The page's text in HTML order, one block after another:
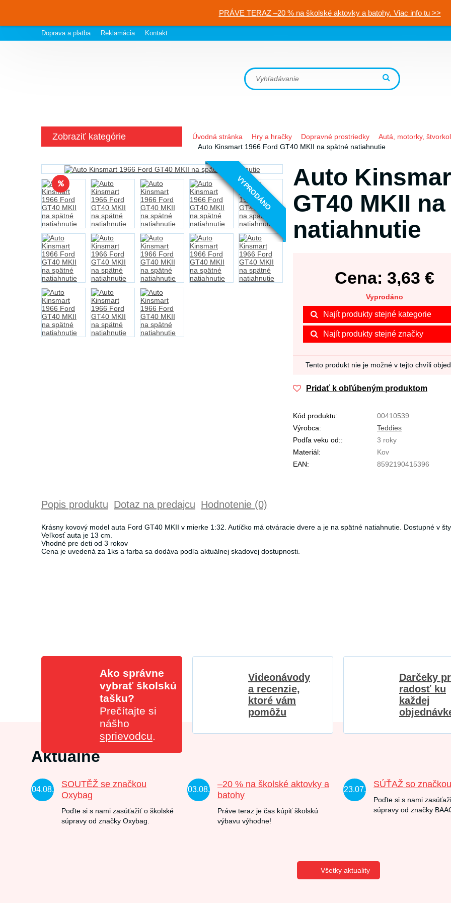
PRÁVE TERAZ –20 % na školské aktovky a batohy. Viac info tu >>
Doprava a platba Reklamácia Kontakt
Zobraziť kategórie Úvodná stránka Hry a hračky Dopravné prostriedky
Autá, motorky,
Auto Kinsmart 1966 Ford GT40 MKII na spätné natiahnutie
VYPRODÁNO
Auto
GT40 MKII
natiahnutie
Cena: 3,63 €
Vyprodáno
Najít produkty stejné kategorie
Najít produkty stejné značky
Tento produkt nie je možné v tejto chvíli
Pridať k obľúbeným produktom
Kód produktu:
00410539
Výrobca:
Teddies
Podľa veku od::
3 roky
Materiál:
Kov
EAN:
8592190415396
Popis produktu Dotaz na predajcu Hodnotenie (0)
Krásny kovový model auta Ford GT40 MKII v mierke 1:32. Autíčko má otváracie dvere a je na spätné natiahnutie. Dostupné v
Veľkosť auta je 13 cm.
Vhodné pre deti od 3 rokov
Cena je uvedená za 1ks a farba sa dodáva podľa aktuálnej skadovej dostupnosti.
Ako správne
vybrať školskú
tašku?
Prečítajte si
nášho
sprievodcu.
Videonávody
a recenzie,
ktoré vám
pomôžu
Darčeky
radosť ku
každej
Aktuálne
04.08.
SOUTĚŽ se značkou
Oxybag
Poďte si s nami zasúťažiť o školské
súpravy od značky Oxybag.
03.08.
–20 % na školské aktovky a
batohy
Práve teraz je čas kúpiť školskú
výbavu výhodne!
23.07.
SÚŤAŽ so
Poďte si s nami
súpravy od značky
Všetky aktuality